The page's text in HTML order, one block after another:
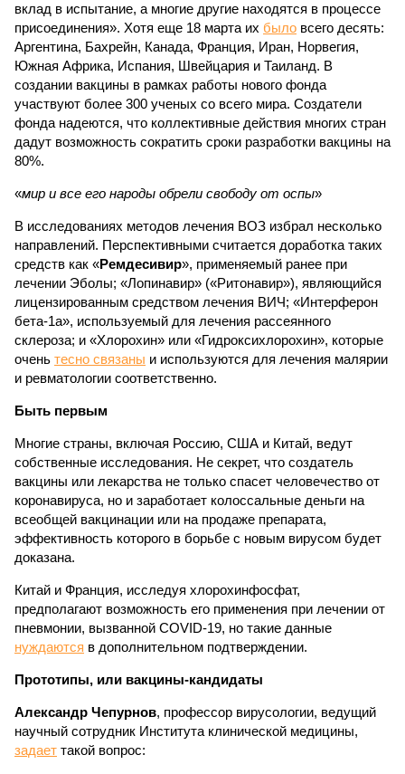
вклад в испытание, а многие другие находятся в процессе
присоединения». Хотя еще 18 марта их было всего десять:
Аргентина, Бахрейн, Канада, Франция, Иран, Норвегия,
Южная Африка, Испания, Швейцария и Таиланд. В
создании вакцины в рамках работы нового фонда
участвуют более 300 ученых со всего мира. Создатели
фонда надеются, что коллективные действия многих стран
дадут возможность сократить сроки разработки вакцины на
80%.
«мир и все его народы обрели свободу от оспы»
В исследованиях методов лечения ВОЗ избрал несколько
направлений. Перспективными считается доработка таких
средств как «Ремдесивир», применяемый ранее при
лечении Эболы; «Лопинавир» («Ритонавир»), являющийся
лицензированным средством лечения ВИЧ; «Интерферон
бета-1а», используемый для лечения рассеянного
склероза; и «Хлорохин» или «Гидроксихлорохин», которые
очень тесно связаны и используются для лечения малярии
и ревматологии соответственно.
Быть первым
Многие страны, включая Россию, США и Китай, ведут
собственные исследования. Не секрет, что создатель
вакцины или лекарства не только спасет человечество от
коронавируса, но и заработает колоссальные деньги на
всеобщей вакцинации или на продаже препарата,
эффективность которого в борьбе с новым вирусом будет
доказана.
Китай и Франция, исследуя хлорохинфосфат,
предполагают возможность его применения при лечении от
пневмонии, вызванной COVID-19, но такие данные
нуждаются в дополнительном подтверждении.
Прототипы, или вакцины-кандидаты
Александр Чепурнов, профессор вирусологии, ведущий
научный сотрудник Института клинической медицины,
задает такой вопрос: